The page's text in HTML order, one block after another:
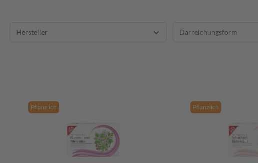
Hersteller Darreichungsform
Pflanzlich Pflanzlich